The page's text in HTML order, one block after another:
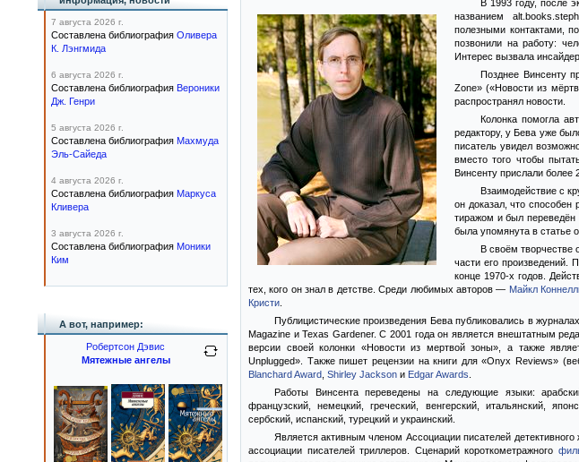
В 1993 году, после
названием
полезными контактами,
позвонили на работу:
Интерес вызвала
Позднее Винсенту
Zone» («Новости из
распространял новости.
Колонка помогла
редактору, у Бева уже
писатель увидел
вместо того чтобы
Винсенту прислали более
Взаимодействие с
он доказал, что
тиражом и был переведён
была упомянута в статье
В своём творчестве
части его произведений.
конце 1970-х годов.
тех, кого он знал в детстве. Среди любимых авторов — Майкл
Кристи
Публицистические произведения Бева публиковались в
Magazine и Texas Gardener. С 2001 года он является внештатным
версии своей колонки «Новости из мертвой зоны», а также
Unplugged». Также пишет рецензии на книги для «Onyx Reviews»
Blanchard Award Shirley Jackson и Edgar Awards
Работы Винсента переведены на следующие языки:
французский, немецкий, греческий, венгерский, итальянский,
сербский, испанский, турецкий и украинский.
Является активным членом Ассоциации писателей
ассоциации писателей триллеров. Сценарий короткометражного
7 августа 2026 г.
Составлена библиография Оливера
К. Лэнгмида
6 августа 2026 г.
Составлена библиография Вероники
Дж. Генри
5 августа 2026 г.
Составлена библиография Махмуда
Эль-Сайеда
4 августа 2026 г.
Составлена библиография Маркуса
Кливера
3 августа 2026 г.
Составлена библиография Моники
Ким
А вот, например:
Робертсон Дэвис
Мятежные ангелы